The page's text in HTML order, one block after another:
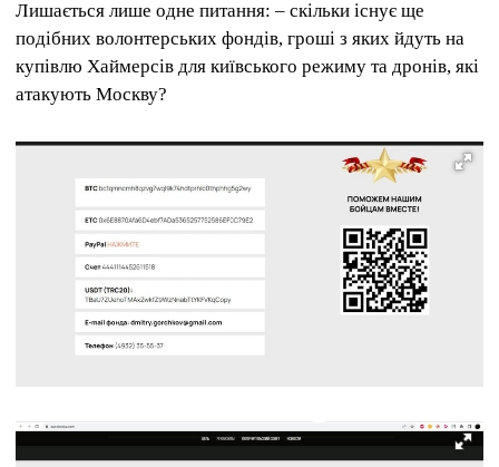
Лишається лише одне питання: – скільки існує ще
подібних волонтерських фондів, гроші з яких йдуть на
купівлю Хаймерсів для київського режиму та дронів, які
атакують Москву?